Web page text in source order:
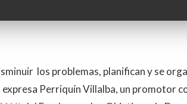
los problemas, planifican y se
expresa Perriquín Villalba, un promotor